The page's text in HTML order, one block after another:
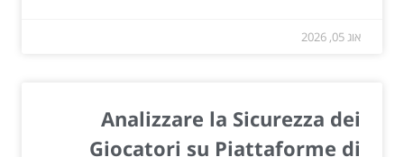
אוג 05, 2026
Analizzare la Sicurezza dei
Giocatori su Piattaforme di